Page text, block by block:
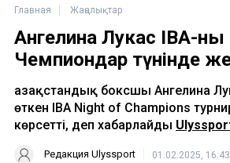
Главная Жаңалықтар
Ангелина Лукас IBA-ның
Чемпиондар түнінде
Қазақстандық боксшы Ангелина
өткен IBA Night of Champions
көрсетті, деп хабарлайды
Редакция Ulyssport 01.02.2025, 16:43